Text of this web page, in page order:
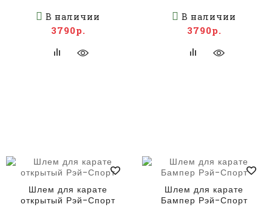
В наличии
3790р.
В наличии
3790р.
Шлем для карате
открытый Рэй-Спорт
Шлем для карате
Бампер Рэй-Спорт